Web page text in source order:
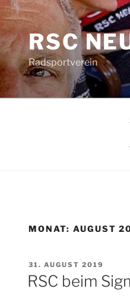
Zum
Inhalt
springenRSC
Radsportverein
MONAT: AUGUST
VERÖFFENTLICHT
AM
31. AUGUST 2019
RSC beim